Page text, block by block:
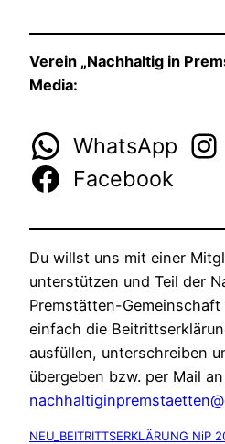
Verein „Nachhaltig in
Media:
WhatsApp
Facebook
Du willst uns mit einer
unterstützen und Teil der
Premstätten-Gemeinschaft
einfach die
ausfüllen, unterschreiben
übergeben bzw. per Mail an
NEU_BEITRITTSERKLÄRUNG NiP